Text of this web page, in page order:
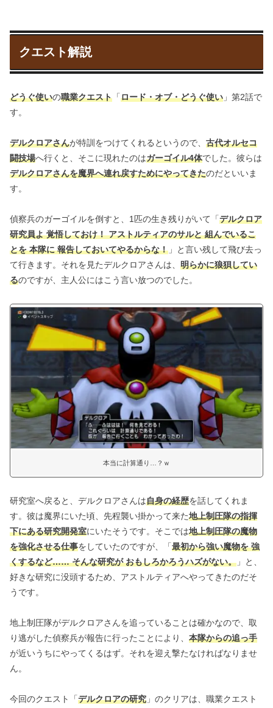
クエスト解説
どうぐ使いの職業クエスト 「ロード・オブ・どうぐ使い 」第2話で
す。
デルクロアさんが特訓をつけてくれるというので、 古代オルセコ
闘技場へ行くと、そこに現れたのはガーゴイル4体でした。彼らは
デルクロアさんを魔界へ連れ戻すためにやってきたのだといいま
す。
偵察兵のガーゴイルを倒すと、1匹の生き残りがいて「デルクロア
研究員よ 覚悟しておけ！ アストルティアのサルと 組んでいるこ
とを 本隊に 報告しておいてやるからな！ 」と言い残して飛び去っ
て行きます。それを見たデルクロアさんは、 明らかに狼狽してい
るのですが、主人公にはこう言い放つのでした。
本当に計算通り…？ｗ
研究室へ戻ると、デルクロアさんは自身の経歴を話してくれま
す。彼は魔界にいた頃、先程襲い掛かって来た地上制圧隊の指揮
下にある研究開発室にいたそうです。そこでは地上制圧隊の魔物
を強化させる仕事をしていたのですが、「最初から強い魔物を 強
くするなど…… そんな研究が おもしろかろうハズがない。 」と、
好きな研究に没頭するため、アストルティアへやってきたのだそ
うです。
地上制圧隊がデルクロアさんを追っていることは確かなので、取
り逃がした偵察兵が報告に行ったことにより、 本隊からの追っ手
が近いうちにやってくるはず。それを迎え撃たなければなりませ
ん。
今回のクエスト「デルクロアの研究 」のクリアは、職業クエスト